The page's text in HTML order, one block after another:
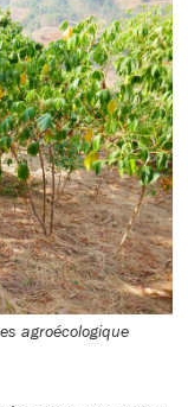
agroécologique